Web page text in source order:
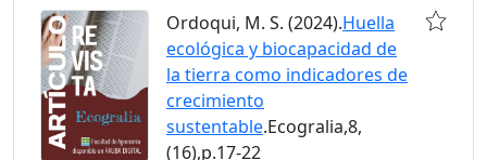
Ordoqui, M. S. (2024).Huella
ecológica y biocapacidad de
la tierra como indicadores de
crecimiento
sustentable.Ecogralia,8,
(16),p.17-22